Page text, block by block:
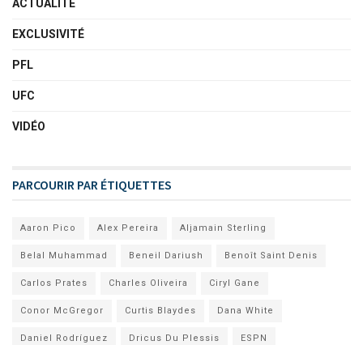
ACTUALITÉ
EXCLUSIVITÉ
PFL
UFC
VIDÉO
PARCOURIR PAR ÉTIQUETTES
Aaron Pico Alex Pereira Aljamain Sterling
Belal Muhammad Beneil Dariush Benoît Saint Denis
Carlos Prates Charles Oliveira Ciryl Gane
Conor McGregor Curtis Blaydes Dana White
Daniel Rodríguez Dricus Du Plessis ESPN